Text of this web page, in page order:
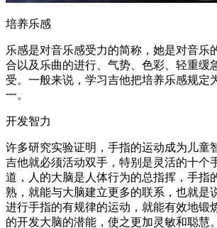
培养乐感
乐感是对音乐感受力的简称，她是对音乐
合以及乐曲的进行、气势、色彩、轻重缓
受。一般来说，学习吉他把培养乐感规定
一。
开发智力
许多研究实验证明，手指的运动成为儿童
吉他就必须活动双手，特别是灵活的十个
道，人的大脑是人体行为的总指挥，手指
熟，就能与大脑建立更多的联系，也就是
进行手指的有规律的运动，就能有效地锻
的开发大脑的潜能，使之更加灵敏和聪慧。